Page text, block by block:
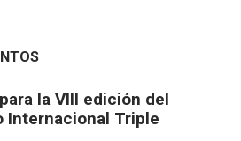
la VIII edición del
Internacional Triple